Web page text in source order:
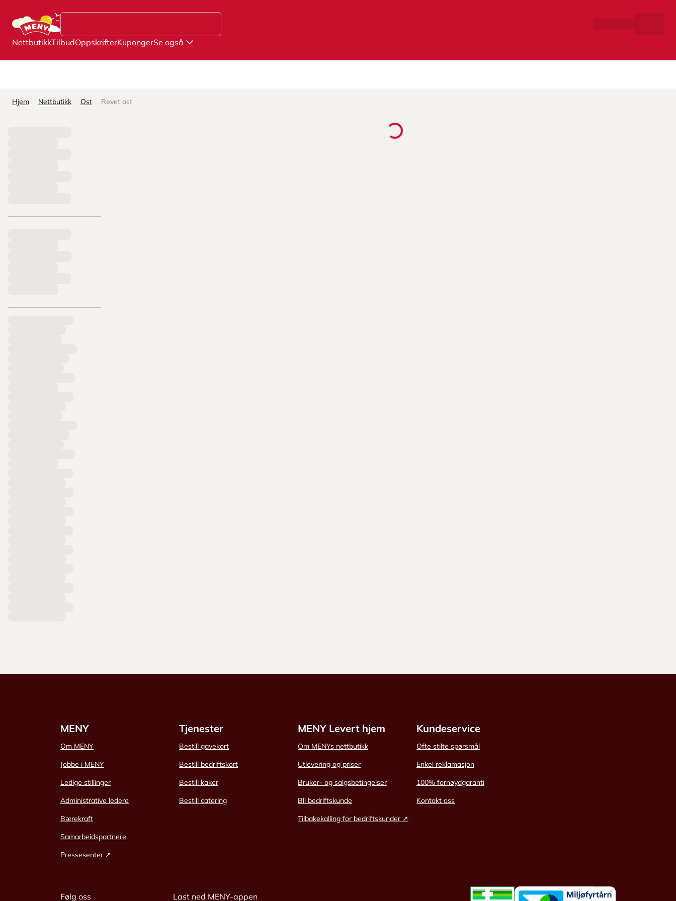
NettbutikkTilbudOppskrifterKupongerSe også
Hjem Nettbutikk Ost Revet ost
MENY
Om MENY
Jobbe i MENY
Ledige stillinger
Administrative ledere
Bærekraft
Samarbeidspartnere
Pressesenter ↗
Tjenester
Bestill gavekort
Bestill bedriftskort
Bestill kaker
Bestill catering
MENY Levert hjem
Om MENYs nettbutikk
Utlevering og priser
Bruker- og salgsbetingelser
Bli bedriftskunde
Tilbakekalling for bedriftskunder ↗
Kundeservice
Ofte stilte spørsmål
Enkel reklamasjon
100% fornøydgaranti
Kontakt oss
Følg oss Last ned MENY-appen